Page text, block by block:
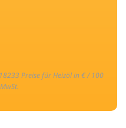
Preise für Heizöl in € / 100